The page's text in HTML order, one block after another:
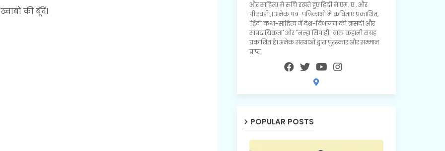
ख्वाबों की बूँदें।
और साहित्य में रुचि रखते हुए हिंदी में एम. ए., और
पीएचडी.,। अनेक पत्र-पत्रिकाओं में कविताएं प्रकाशित,
'हिंदी कथा-साहित्य में देश-विभाजन की त्रासदी और
सांप्रदायिकता' और "नन्हा सिपाही" बाल कहानी संग्रह
प्रकाशित है। अनेक संस्थाओं द्वारा पुरस्कार और सम्मान
प्राप्त।
POPULAR POSTS